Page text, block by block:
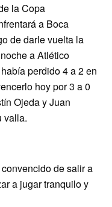
la Copa
a Boca
de darle vuelta la
a Atlético
perdido 4 a 2 en
hoy por 3 a 0
Ojeda y Juan
valla.
de salir a
a jugar tranquilo y